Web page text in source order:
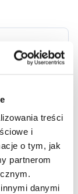
treści
i
o tym, jak
partnerom
danymi